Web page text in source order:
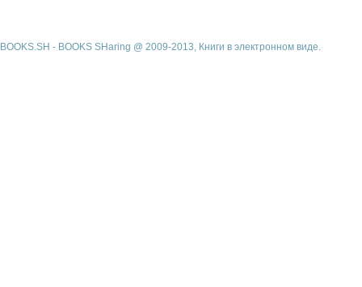
BOOKS.SH - BOOKS SHaring @ 2009-2013, Книги в электронном виде.